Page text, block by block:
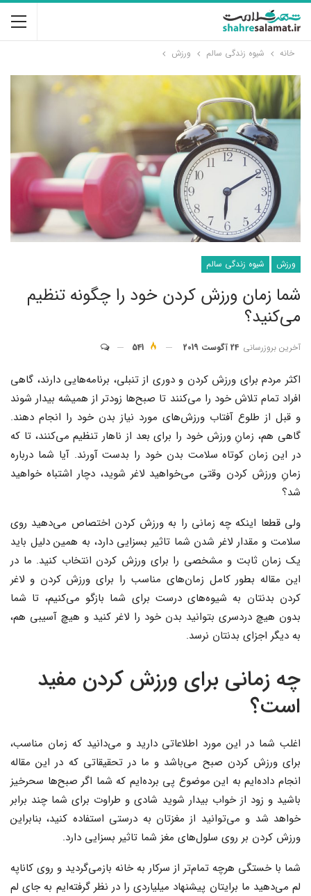
خانه شیوه زندگی سالم ورزش
ورزش شیوه زندگی سالم
شما زمان ورزش کردن خود را چگونه تنظیم
می‌کنید؟
آخرین بروزرسانی 24 آگوست 2019 541
اکثر مردم برای ورزش کردن و دوری از تنبلی، برنامه‌هایی دارند، گاهی
افراد تمام تلاش خود را می‌کنند تا صبح‌ها زودتر از همیشه بیدار شوند
و قبل از طلوع آفتاب ورزش‌های مورد نیاز بدن خود را انجام دهند.
گاهی هم، زمانِ ورزش خود را برای بعد از ناهار تنظیم می‌کنند، تا که
در این زمان کوتاه سلامت بدن خود را بدست آورند. آیا شما درباره
زمانِ ورزش کردن وقتی می‌خواهید لاغر شوید، دچار اشتباه خواهید
شد؟
ولی قطعا اینکه چه زمانی را به ورزش کردن اختصاص می‌دهید روی
سلامت و مقدار لاغر شدن شما تاثیر بسزایی دارد، به همین دلیل باید
یک زمان ثابت و مشخصی را برای ورزش کردن انتخاب کنید. ما در
این مقاله بطور کامل زمان‌های مناسب را برای ورزش کردن و لاغر
کردن بدنتان به شیوه‌های درست برای شما بازگو می‌کنیم، تا شما
بدون هیچ دردسری بتوانید بدن خود را لاغر کنید و هیچ آسیبی هم،
به دیگر اجزای بدنتان نرسد.
چه زمانی برای ورزش کردن مفید
است؟
اغلب شما در این مورد اطلاعاتی دارید و می‌دانید که زمان مناسب،
برای ورزش کردن صبح می‌باشد و ما در تحقیقاتی که در این مقاله
انجام داده‌ایم به این موضوع پی برده‌‌ایم که شما اگر صبح‌ها سحرخیز
باشید و زود از خواب بیدار شوید شادی و طراوت برای شما چند برابر
خواهد شد و می‌توانید از مغزتان به درستی استفاده کنید، بنابراین
ورزش کردن بر روی سلول‌های مغز شما تاثیر بسزایی دارد.
شما با خستگی هرچه تمام‌تر از سرکار به خانه بازمی‌گردید و روی کاناپه
لم می‌دهید ما برایتان پیشنهاد میلیاردی را در نظر گرفته‌ایم به جای لم